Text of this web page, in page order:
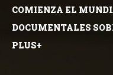
COMIENZA EL
DOCUMENTALES
PLUS+